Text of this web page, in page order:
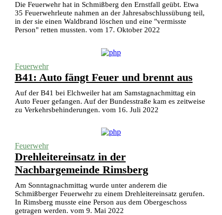
Die Feuerwehr hat in Schmißberg den Ernstfall geübt. Etwa
35 Feuerwehrleute nahmen an der Jahresabschlussübung teil,
in der sie einen Waldbrand löschen und eine "vermisste
Person" retten mussten. vom 17. Oktober 2022
Feuerwehr
B41: Auto fängt Feuer und brennt aus
Auf der B41 bei Elchweiler hat am Samstagnachmittag ein
Auto Feuer gefangen. Auf der Bundesstraße kam es zeitweise
zu Verkehrsbehinderungen. vom 16. Juli 2022
Feuerwehr
Drehleitereinsatz in der
Nachbargemeinde Rimsberg
Am Sonntagnachmittag wurde unter anderem die
Schmißberger Feuerwehr zu einem Drehleitereinsatz gerufen.
In Rimsberg musste eine Person aus dem Obergeschoss
getragen werden. vom 9. Mai 2022